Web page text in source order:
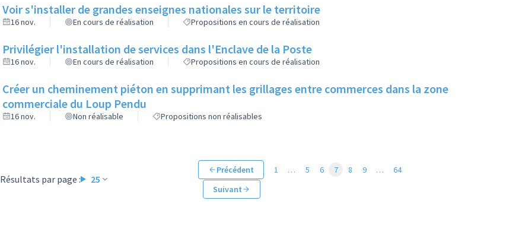
Voir s'installer de grandes enseignes nationales sur le territoire
16 nov. En cours de réalisation Propositions en cours de réalisation
Privilégier l'installation de services dans l'Enclave de la Poste
16 nov. En cours de réalisation Propositions en cours de réalisation
Créer un cheminement piéton en supprimant les grillages entre commerces dans la zone
commerciale du Loup Pendu
16 nov. Non réalisable Propositions non réalisables
Résultats par page : 25
Précédent 1 … 5 6 7 8 9 …
64
Suivant